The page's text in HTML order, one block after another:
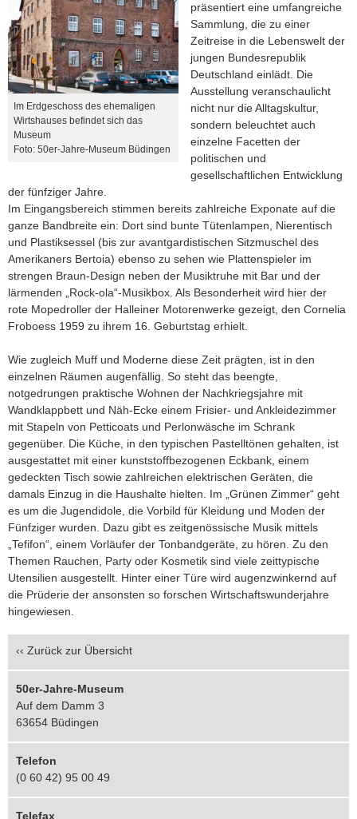
Im Erdgeschoss des ehemaligen
Wirtshauses befindet sich das
Museum
Foto: 50er-Jahre-Museum Büdingen
präsentiert eine umfangreiche
Sammlung, die zu einer
Zeitreise in die Lebenswelt der
jungen Bundesrepublik
Deutschland einlädt. Die
Ausstellung veranschaulicht
nicht nur die Alltagskultur,
sondern beleuchtet auch
einzelne Facetten der
politischen und
gesellschaftlichen Entwicklung
der fünfziger Jahre.
Im Eingangsbereich stimmen bereits zahlreiche Exponate auf die
ganze Bandbreite ein: Dort sind bunte Tütenlampen, Nierentisch
und Plastiksessel (bis zur avantgardistischen Sitzmuschel des
Amerikaners Bertoia) ebenso zu sehen wie Plattenspieler im
strengen Braun-Design neben der Musiktruhe mit Bar und der
lärmenden „Rock-ola“-Musikbox. Als Besonderheit wird hier der
rote Mopedroller der Halleiner Motorenwerke gezeigt, den Cornelia
Froboess 1959 zu ihrem 16. Geburtstag erhielt.
Wie zugleich Muff und Moderne diese Zeit prägten, ist in den
einzelnen Räumen augenfällig. So steht das beengte,
notgedrungen praktische Wohnen der Nachkriegsjahre mit
Wandklappbett und Näh-Ecke einem Frisier- und Ankleidezimmer
mit Stapeln von Petticoats und Perlonwäsche im Schrank
gegenüber. Die Küche, in den typischen Pastelltönen gehalten, ist
ausgestattet mit einer kunststoffbezogenen Eckbank, einem
gedeckten Tisch sowie zahlreichen elektrischen Geräten, die
damals Einzug in die Haushalte hielten. Im „Grünen Zimmer“ geht
es um die Jugendidole, die Vorbild für Kleidung und Moden der
Fünfziger wurden. Dazu gibt es zeitgenössische Musik mittels
„Tefifon“, einem Vorläufer der Tonbandgeräte, zu hören. Zu den
Themen Rauchen, Party oder Kosmetik sind viele zeittypische
Utensilien ausgestellt. Hinter einer Türe wird augenzwinkernd auf
die Prüderie der ansonsten so forschen Wirtschaftswunderjahre
hingewiesen.
‹‹ Zurück zur Übersicht
50er-Jahre-Museum
Auf dem Damm 3
63654 Büdingen
Telefon
(0 60 42) 95 00 49
Telefax